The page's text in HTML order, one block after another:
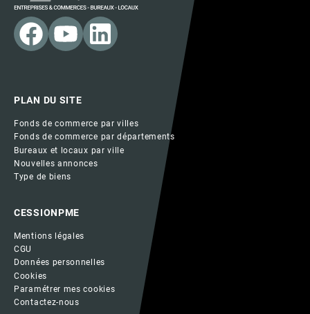
PLAN DU SITE
Fonds de commerce par villes
Fonds de commerce par départements
Bureaux et locaux par ville
Nouvelles annonces
Type de biens
CESSIONPME
Mentions légales
CGU
Données personnelles
Cookies
Paramétrer mes cookies
Contactez-nous